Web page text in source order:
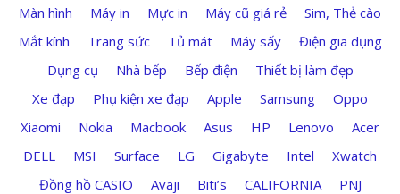
Màn hình
Máy in Mực in Máy cũ giá rẻ
Sim, Thẻ cào
Mắt kính
Trang sức Tủ mát Máy sấy
Điện gia dụng
Dụng cụ
Nhà bếp Bếp điện
Thiết bị làm đẹp
Xe đạp
Phụ kiện xe đạp Apple Samsung
Oppo
Xiaomi
Nokia Macbook Asus HP Lenovo
Acer
DELL
MSI Surface LG Gigabyte Intel
Xwatch
Đồng hồ CASIO
Avaji Biti’s CALIFORNIA
PNJ